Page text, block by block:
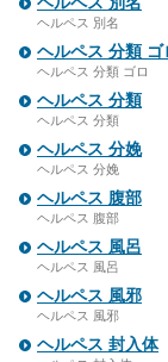
ヘルペス 別名
ヘルペス 分類 ゴ
ヘルペス 分類 ゴロ
ヘルペス 分類
ヘルペス 分類
ヘルペス 分娩
ヘルペス 分娩
ヘルペス 腹部
ヘルペス 腹部
ヘルペス 風呂
ヘルペス 風呂
ヘルペス 風邪
ヘルペス 風邪
ヘルペス 封入体